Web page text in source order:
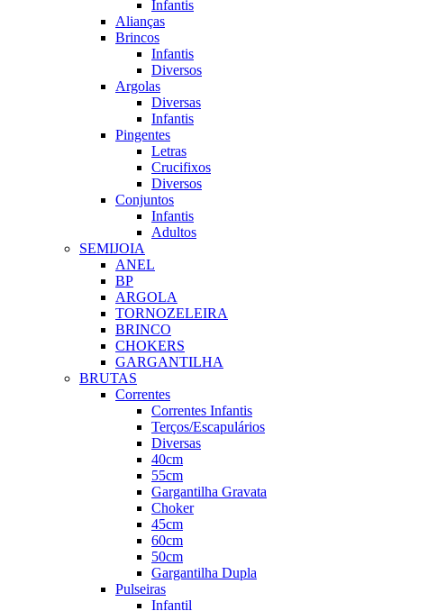
Infantis
Alianças
Brincos
Infantis
Diversos
Argolas
Diversas
Infantis
Pingentes
Letras
Crucifixos
Diversos
Conjuntos
Infantis
Adultos
SEMIJOIA
ANEL
BP
ARGOLA
TORNOZELEIRA
BRINCO
CHOKERS
GARGANTILHA
BRUTAS
Correntes
Correntes Infantis
Terços/Escapulários
Diversas
40cm
55cm
Gargantilha Gravata
Choker
45cm
60cm
50cm
Gargantilha Dupla
Pulseiras
Infantil